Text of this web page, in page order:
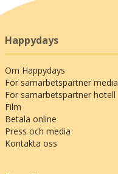
Happydays
Om Happydays
För samarbetspartner media
För samarbetspartner hotell
Film
Betala online
Press och media
Kontakta oss